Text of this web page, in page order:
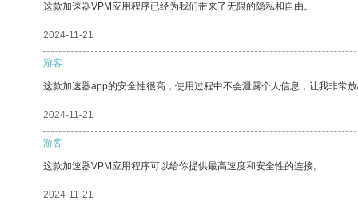
这款加速器VPM应用程序已经为我们带来了无限的隐私和自由。
2024-11-21
游客
这款加速器app的安全性很高，使用过程中不会泄露个人信息，让我非常
2024-11-21
游客
这款加速器VPM应用程序可以给你提供最高速度和安全性的连接。
2024-11-21